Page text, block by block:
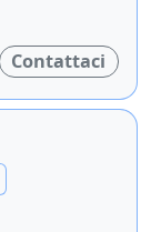
Contattaci